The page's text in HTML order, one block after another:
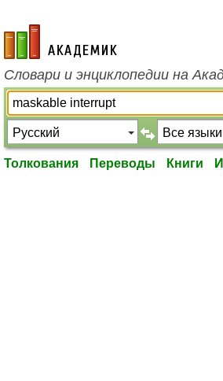
academic.ru
Словари и энциклопедии на
Толкования Переводы Книги